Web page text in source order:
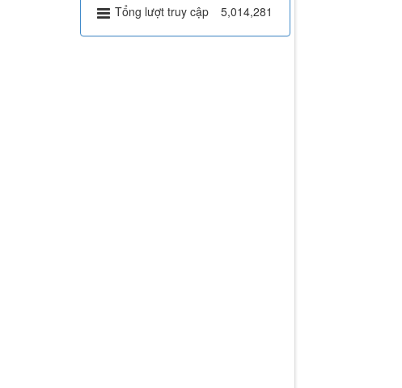
Tổng lượt truy cập
5,014,281